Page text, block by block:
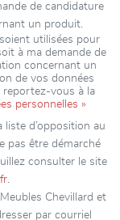
de candidature
un produit.
utilisées pour
à ma demande de
concernant un
de vos données
reportez-vous à la
personnelles »
d’opposition au
pas être démarché
consulter le site
.
Chevillard et
par courriel